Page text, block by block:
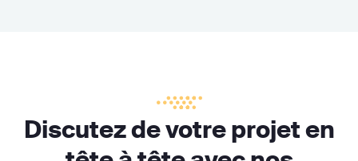
Discutez de votre projet en